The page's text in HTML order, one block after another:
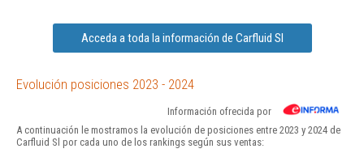
Acceda a toda la información de Carfluid Sl
Evolución posiciones 2023 - 2024
Información ofrecida por
A continuación le mostramos la evolución de posiciones entre 2023 y 2024 de
Carfluid Sl por cada uno de los rankings según sus ventas: